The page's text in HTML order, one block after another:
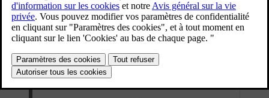
Contrôlez la pression de gonflage tous les mois. Utilisez la pression
de gonflage recommandée pour pneus froids afin de conserver de
basse ou trop élevée peut entraîner une usure irrégulière des pneus.